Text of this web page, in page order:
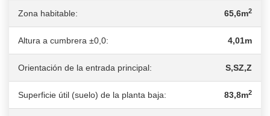
Zona habitable: 65,6m2
Altura a cumbrera ±0,0: 4,01m
Orientación de la entrada principal: S,SZ,Z
Superficie útil (suelo) de la planta baja: 83,8m2